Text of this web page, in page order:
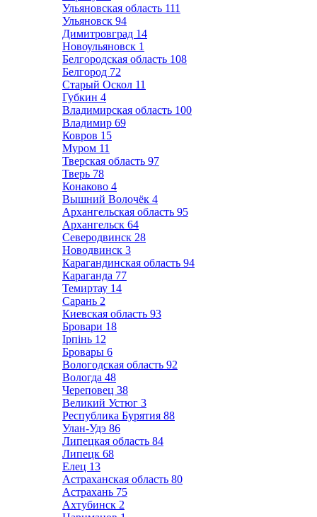
Ульяновская область 111
Ульяновск 94
Димитровград 14
Новоульяновск 1
Белгородская область 108
Белгород 72
Старый Оскол 11
Губкин 4
Владимирская область 100
Владимир 69
Ковров 15
Муром 11
Тверская область 97
Тверь 78
Конаково 4
Вышний Волочёк 4
Архангельская область 95
Архангельск 64
Северодвинск 28
Новодвинск 3
Карагандинская область 94
Караганда 77
Темиртау 14
Сарань 2
Киевская область 93
Бровари 18
Ірпінь 12
Бровары 6
Вологодская область 92
Вологда 48
Череповец 38
Великий Устюг 3
Республика Бурятия 88
Улан-Удэ 86
Липецкая область 84
Липецк 68
Елец 13
Астраханская область 80
Астрахань 75
Ахтубинск 2